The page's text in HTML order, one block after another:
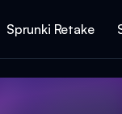
Sprunki Retake